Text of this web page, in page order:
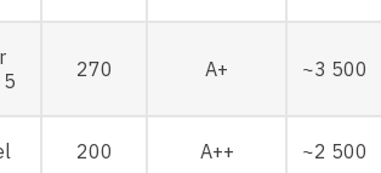
270 A+ ~3 500
200 A++ ~2 500